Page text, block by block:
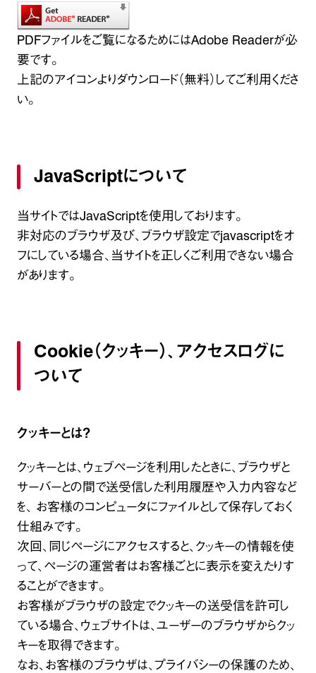
PDFファイルをご覧になるためにはAdobe Readerが必
要です。
上記のアイコンよりダウンロード（無料）してご利用くださ
い。
JavaScriptについて
当サイトではJavaScriptを使用しております。
非対応のブラウザ及び、ブラウザ設定でjavascriptをオ
フにしている場合、当サイトを正しくご利用できない場合
があります。
Cookie（クッキー）、アクセスログに
ついて
クッキーとは？
クッキーとは、ウェブページを利用したときに、ブラウザと
サーバーとの間で送受信した利用履歴や入力内容など
を、 お客様のコンピュータにファイルとして保存しておく
仕組みです。
次回、同じページにアクセスすると、クッキーの情報を使
って、ページの運営者はお客様ごとに表示を変えたりす
ることができます。
お客様がブラウザの設定でクッキーの送受信を許可し
ている場合、ウェブサイトは、ユーザーのブラウザからクッ
キーを取得できます。
なお、お客様のブラウザは、プライバシーの保護のため、